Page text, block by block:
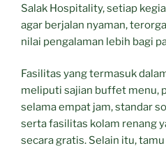
Salak Hospitality, setiap
agar berjalan nyaman,
nilai pengalaman lebih bagi
Fasilitas yang termasuk
meliputi sajian buffet menu,
selama empat jam, standar
serta fasilitas kolam renang
secara gratis. Selain itu,